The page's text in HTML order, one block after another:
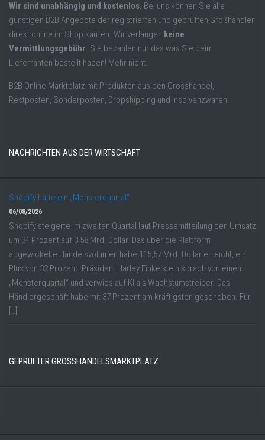
Wir sind unabhängig und kostenlos. Bei uns können Sie alle
günstigen B2B Angebote der registrierten und geprüften Großhändler
direkt online im Shop kaufen. Wir verlangen keine
Vermittlungsgebühr. Sie bezahlen nur das was Sie beim
Lieferranten bestellt haben! Mehr nicht.
B2B Online Marktplatz mit Produkten aus den Grosshandel,
Restposten, Sonderposten, Dropshipping und Insolvenzwaren.
NACHRICHTEN AUS DER WIRTSCHAFT
Shopify hatte ein „Monsterquartal“
06/08/2026
Shopify steigerte im zweiten Quartal laut Pressemitteilung den Umsatz
um 34 Prozent auf 3,58 Mrd. Dollar. Das über die Plattform
abgewickelte Handelsvolumen habe 115,57 Mrd. Dollar erreicht, ein
Plus von 32 Prozent. Präsident Harley Finkelstein sprach von einem
„Monsterquartal“ und verwies auf KI als Wachstumstreiber. Das
Händlergeschäft habe mit 37 Prozent am kräftigsten geschoben. Für
[…]
GEPRÜFTER GROSSHANDELSMARKTPLATZ